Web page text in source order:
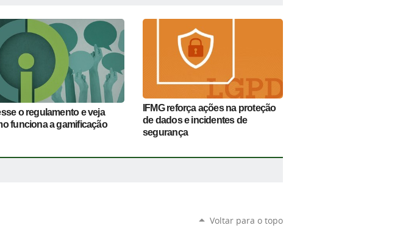
o regulamento e veja
funciona a gamificação
IFMG reforça ações na proteção
de dados e incidentes de
segurança
Voltar para o topo